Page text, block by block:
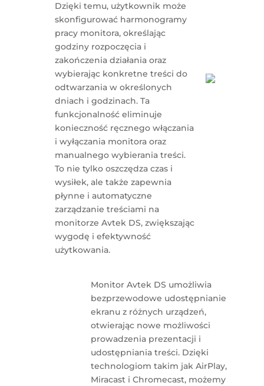
Dzięki temu, użytkownik może
skonfigurować harmonogramy
pracy monitora, określając
godziny rozpoczęcia i
zakończenia działania oraz
wybierając konkretne treści do
odtwarzania w określonych
dniach i godzinach. Ta
funkcjonalność eliminuje
konieczność ręcznego włączania
i wyłączania monitora oraz
manualnego wybierania treści.
To nie tylko oszczędza czas i
wysiłek, ale także zapewnia
płynne i automatyczne
zarządzanie treściami na
monitorze Avtek DS, zwiększając
wygodę i efektywność
użytkowania.
Monitor Avtek DS umożliwia
bezprzewodowe udostępnianie
ekranu z różnych urządzeń,
otwierając nowe możliwości
prowadzenia prezentacji i
udostępniania treści. Dzięki
technologiom takim jak AirPlay,
Miracast i Chromecast, możemy